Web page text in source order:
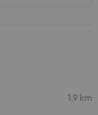
1.9 km